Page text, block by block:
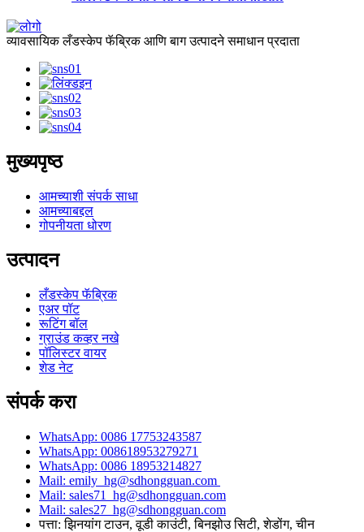
व्यावसायिक लँडस्केप फॅब्रिक आणि बाग उत्पादने समाधान प्रदाता
मुख्यपृष्ठ
आमच्याशी संपर्क साधा
आमच्याबद्दल
गोपनीयता धोरण
उत्पादन
लँडस्केप फॅब्रिक
एअर पॉट
रूटिंग बॉल
ग्राउंड कव्हर नखे
पॉलिस्टर वायर
शेड नेट
संपर्क करा
WhatsApp: 0086 17753243587
WhatsApp: 008618953279271
WhatsApp: 0086 18953214827
Mail: emily_hg@sdhongguan.com
Mail: sales71_hg@sdhongguan.com
Mail: sales27_hg@sdhongguan.com
पत्ता: झिनयांग टाउन, वूडी काउंटी, बिनझोउ सिटी, शेडोंग, चीन